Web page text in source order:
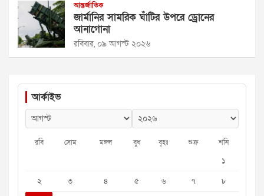
আন্তর্জাতিক
জার্মানির সামরিক ঘাঁটির উপরে ড্রোনের
আনাগোনা
রবিবার, ০৯ আগস্ট ২০২৬
আর্কাইভ
রবি সোম মঙ্গল বুধ বৃহঃ শুক্র শনি
১
২
৩ ৪ ৫ ৬ ৭ ৮